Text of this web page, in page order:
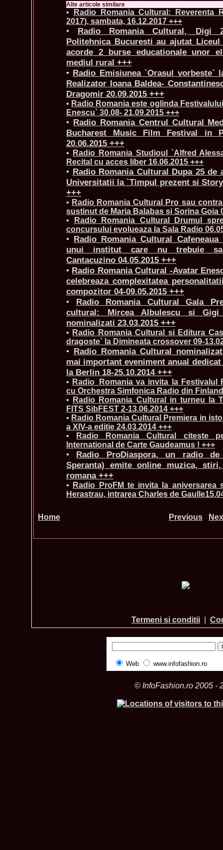
Alte articole similare
•
Radio Romania Cultural: Reverenta
2017), sambata, 16.12.2017 +++
• Radio Romania Cultural, Digi
Politehnica Bucuresti au ajutat
acorde 2 burse educationale unor
mediul rural +++
• Radio Emisiunea `Orasul vorbeste`
Realizator Ioana Baldea-
Dragomir 20.09.2015 +++
• Radio Romania este oglinda
Enescu` 30.08- 21.09.2015 +++
• Radio Romania Centrul Cultural
Bucharest Music Film Festival in
20.06.2015 +++
•
Radio Romania Studioul `Alfred
Recital cu acces liber 16.06.2015 +++
• Radio Romania Cultural Dupa 25 de
Universitatii la `Timpul prezent si
+++
• Radio Romania Cultural Pro sau
sustinut de Maria Balabas si Sorina Goia
•
Radio Romania Cultural Drumul
concursului evolueaza la Sala Radio
• Radio Romania Cultural
unui institut care nu trebuie
Cantacuzino 04.05.2015 +++
• Radio Romania Cultural -Avatar
celebreaza complexitatea
compozitor 04-09.05.2015 +++
• Radio Romania Cultural Gala
cultural: Mircea Albulescu si Gigi
nominalizati 23.03.2015 +++
• Radio Romania Cultural si Editura
dragoste` la Dimineata crossover 09-
• Radio Romania Cultural
mai important eveniment anual
la Berlin 18-25.10.2014 +++
• Radio_Romania va invita la Festivalul
cu Orchestra Simfonica Radio din
•
Radio Romania Cultural in turneu la
FITS SibFEST 2-13.06.2014 +++
• Radio Romania Cultural Premiera in
a XIV-a editie 24.03.2014 +++
•
Radio Romania Cultural citeste
International de Carte Gaudeamus ! +++
• Radio ProDiaspora, un radio
Speranta) emite online muzica,
romana +++
•
Radio ProFM te invita la aniversarea
Herastrau, intrarea Charles de
Home Previous
Termeni si conditii
Web www.infofashion.ro
© InfoFashion.ro 2005 -